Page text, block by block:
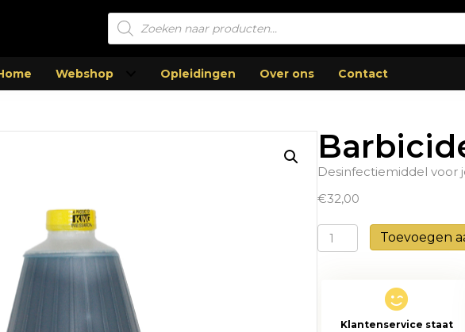
Producten
zoeken
Webshop Opleidingen Over ons Contact
Desinfectiemiddel voor
€32,00
Barbicide
aantal
Toevoegen
Klantenservice staat